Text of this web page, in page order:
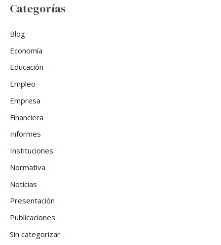
Categorías
Blog
Economía
Educación
Empleo
Empresa
Financiera
Informes
Instituciones
Normativa
Noticias
Presentación
Publicaciones
Sin categorizar